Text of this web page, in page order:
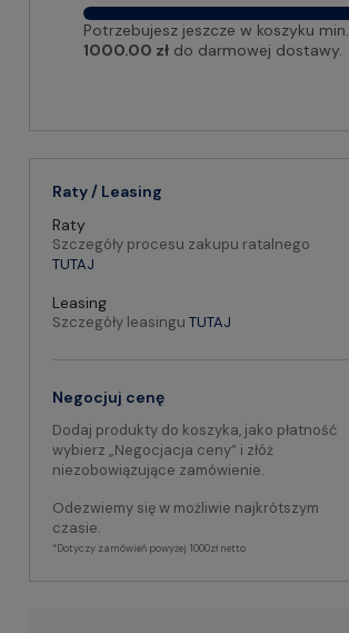
Potrzebujesz jeszcze w koszyku min.
1000.00 zł do darmowej dostawy.
Raty / Leasing
Raty
Szczegóły procesu zakupu ratalnego
TUTAJ
Leasing
Szczegóły leasingu TUTAJ
Negocjuj cenę
Dodaj produkty do koszyka, jako płatność
wybierz „Negocjacja ceny” i złóż
niezobowiązujące zamówienie.
Odezwiemy się w możliwie najkrótszym
czasie.
*Dotyczy zamówień powyżej 1000zł netto